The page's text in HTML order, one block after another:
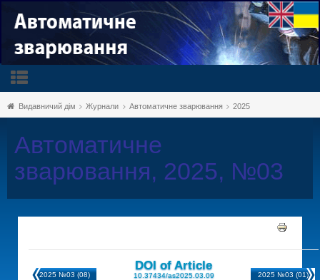
Видавничий дім Журнали Автоматичне зварювання 2025
Автоматичне
зварювання, 2025, №03
2025 №03 (08)
DOI of Article
10.37434/as2025.03.09 2025 №03 (01)